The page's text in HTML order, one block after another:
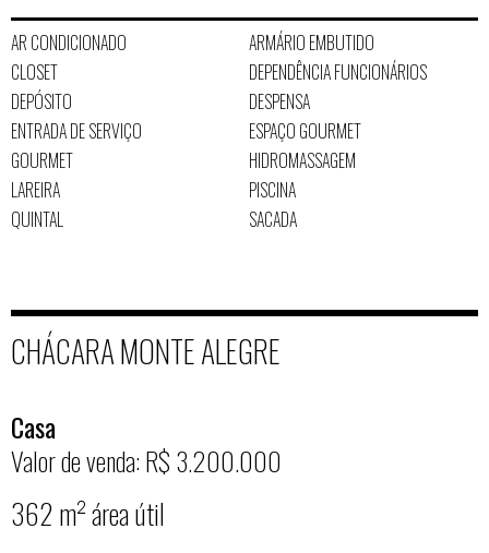
AR CONDICIONADO
ARMÁRIO EMBUTIDO
CLOSET
DEPENDÊNCIA FUNCIONÁRIOS
DEPÓSITO
DESPENSA
ENTRADA DE SERVIÇO
ESPAÇO GOURMET
GOURMET
HIDROMASSAGEM
LAREIRA
PISCINA
QUINTAL
SACADA
CHÁCARA MONTE ALEGRE
Casa
Valor de venda: R$ 3.200.000
362 m² área útil